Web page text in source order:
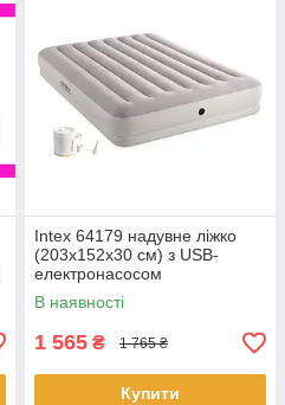
Intex 64179 надувне ліжко
(203х152х30 см) з USB-
електронасосом
В наявності
1 565 ₴ 1 765 ₴
Купити